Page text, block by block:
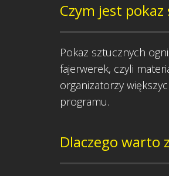
Czym jest
Pokaz sztucznych
fajerwerek, czyli
organizatorzy
programu.
Dlaczego warto